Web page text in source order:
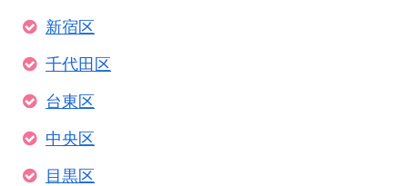
新宿区
千代田区
台東区
中央区
目黒区